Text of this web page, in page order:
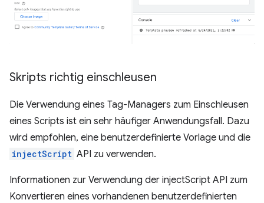
Skripts richtig einschleusen
Die Verwendung eines Tag-Managers zum Einschleusen
eines Scripts ist ein sehr häufiger Anwendungsfall. Dazu
wird empfohlen, eine benutzerdefinierte Vorlage und die
injectScript API zu verwenden.
Informationen zur Verwendung der injectScript API zum
Konvertieren eines vorhandenen benutzerdefinierten